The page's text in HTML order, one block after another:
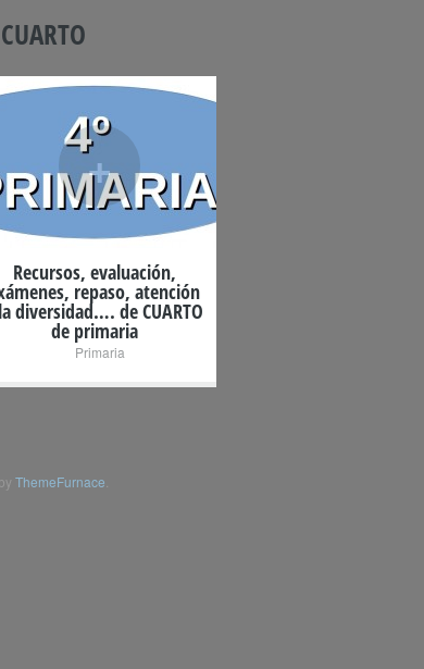
+
Recursos, evaluación,
repaso, atención
diversidad…. de CUARTO
de primaria
Primaria
ThemeFurnace